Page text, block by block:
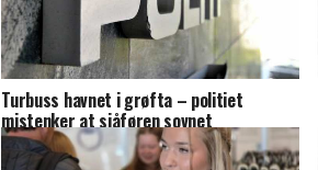
Turbuss havnet i grøfta – politiet
mistenker at sjåføren sovnet